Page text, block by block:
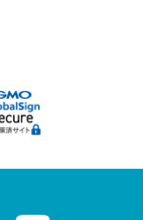
LINE